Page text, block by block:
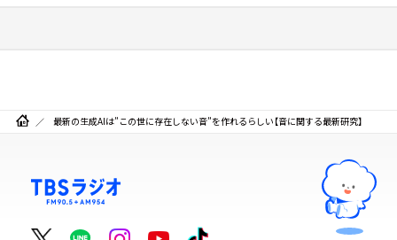
最新の生成AIは”この世に存在しない音”を作れるらしい【音に関する最新研究】